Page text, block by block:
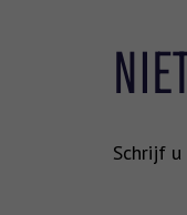
Schrijf